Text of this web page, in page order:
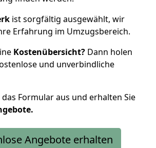
ist sorgfältig ausgewählt, wir
Erfahrung im Umzugsbereich.
Kostenübersicht? Dann holen
und unverbindliche
das Formular aus und erhalten Sie
Angebote erhalten